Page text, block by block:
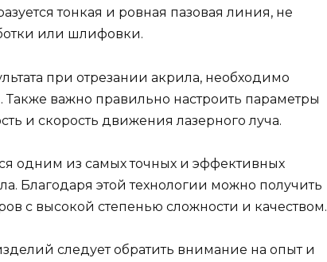
тонкая и ровная пазовая линия, не
или шлифовки.
при отрезании акрила, необходимо
Также важно правильно настроить параметры
и скорость движения лазерного луча.
одним из самых точных и эффективных
Благодаря этой технологии можно получить
с высокой степенью сложности и качеством.
следует обратить внимание на опыт и